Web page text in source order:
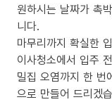
원하시는 날짜가 촉
니다.
마무리까지 확실한
이사청소에서 입주
밀집 오염까지 한 번
으로 만들어 드리겠